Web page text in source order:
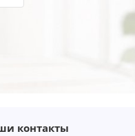
контакты